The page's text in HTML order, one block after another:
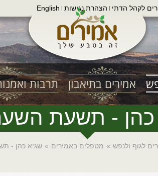
לקהל הדתי | הצהרת נגישות |
English
אמירים בתיאבון תרבות
כהן - תשעת
לגוף ולנפש » מטפלים באמירים » שגיא כהן -